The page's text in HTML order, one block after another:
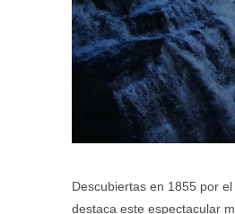
Descubiertas en 1855 por
destaca este espectacular